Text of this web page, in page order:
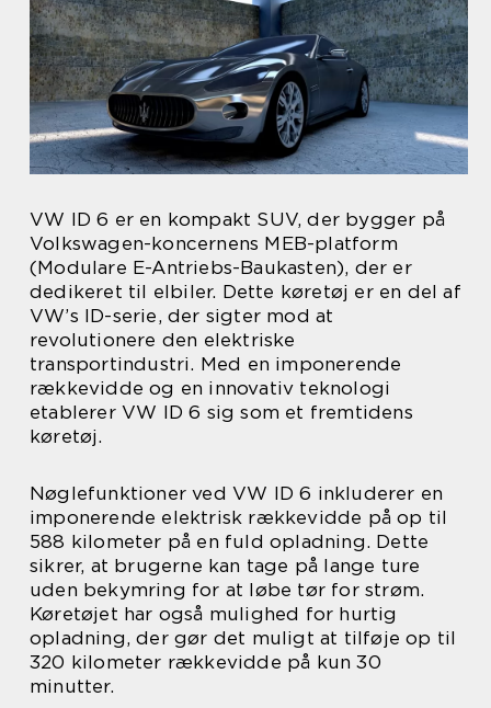
VW ID 6 er en kompakt SUV, der bygger på
Volkswagen-koncernens MEB-platform
(Modulare E-Antriebs-Baukasten), der er
dedikeret til elbiler. Dette køretøj er en del af
VW’s ID-serie, der sigter mod at
revolutionere den elektriske
transportindustri. Med en imponerende
rækkevidde og en innovativ teknologi
etablerer VW ID 6 sig som et fremtidens
køretøj.
Nøglefunktioner ved VW ID 6 inkluderer en
imponerende elektrisk rækkevidde på op til
588 kilometer på en fuld opladning. Dette
sikrer, at brugerne kan tage på lange ture
uden bekymring for at løbe tør for strøm.
Køretøjet har også mulighed for hurtig
opladning, der gør det muligt at tilføje op til
320 kilometer rækkevidde på kun 30
minutter.